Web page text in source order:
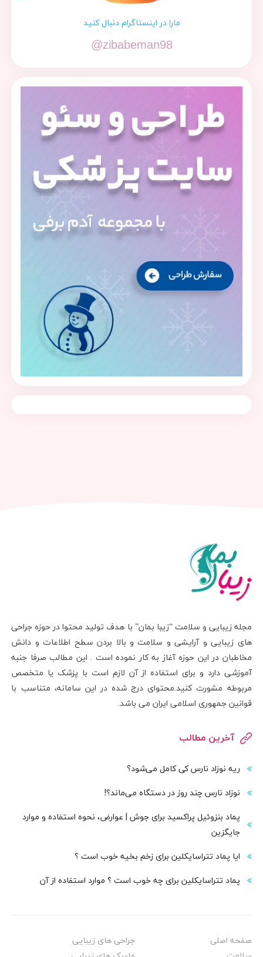
مارا در اینستاگرام دنبال کنید
@zibabeman98
مجله زیبایی و سلامت “زیبا بمان” با هدف تولید محتوا در حوزه جراحی
های زیبایی و آرایشی و سلامت و بالا بردن سطح اطلاعات و دانش
مخاطبان در این حوزه آغاز به کار نموده است . این مطالب صرفا جنبه
آموزشی دارد و برای استفاده از آن لازم است با پزشک یا متخصص
مربوطه مشورت کنید.محتوای درج شده در این سامانه، متناسب با
قوانین جمهوری اسلامی ایران می باشد.
آخرین مطالب
ریه نوزاد نارس کی کامل می‌شود؟
نوزاد نارس چند روز در دستگاه می‌ماند؟!
پماد بنزوئیل پراکسید برای جوش | عوارض، نحوه استفاده و موارد
جایگزین
ایا پماد تتراسایکلین برای زخم بخیه خوب است ؟
پماد تتراسایکلین برای چه خوب است ؟ موارد استفاده از آن
صفحه اصلی
جراحی های زیبایی